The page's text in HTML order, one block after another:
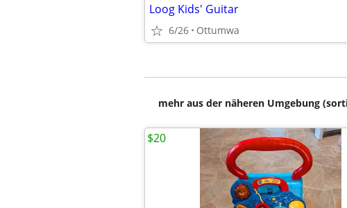
Loog Kids' Guitar
6/26 Ottumwa
mehr aus der näheren Umgebung
$20